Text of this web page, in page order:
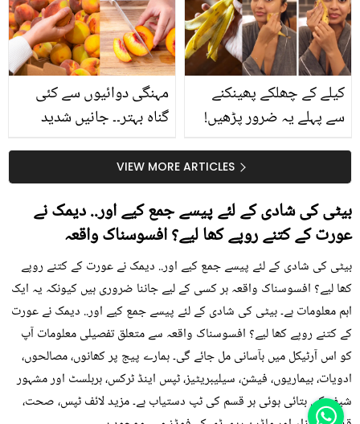
حقیقت کیا ہے اور افواہ
کیا؟
مہنگی دوائیوں سے کئی
گناہ بہتر۔۔ جانیں شدید
کیوں کھانا چاہیے؟
کیلے کے چھلکے پھینکنے
سے پہلے یہ ضرور پڑھیں!
سستا اور قدرتی حلVIEW MORE ARTICLES
بیٹی کی شادی کے لئے پیسے جمع کیے اور.. دیمک نے
عورت کے کتنے روپے کھا لیے؟ افسوسناک واقعہ
بیٹی کی شادی کے لئے پیسے جمع کیے اور.. دیمک نے عورت کے کتنے روپے
کھا لیے؟ افسوسناک واقعہ ہر کسی کے لیے جاننا ضروری ہیں کیونکہ یہ ایک
اہم معلومات ہے۔ بیٹی کی شادی کے لئے پیسے جمع کیے اور.. دیمک نے عورت
کے کتنے روپے کھا لیے؟ افسوسناک واقعہ سے متعلق تفصیلی معلومات آپ
کو اس آرٹیکل میں بآسانی مل جائے گی۔ ہمارے پیج پر کھانوں، مصالحوں،
ادویات، بیماریوں، فیشن، سیلیبریٹیز، ٹپس اینڈ ٹرکس، ہربلسٹ اور مشہور
شیف کی بتائی ہوئی ہر قسم کی ٹپ دستیاب ہے۔ مزید لائف ٹپس، صحت،